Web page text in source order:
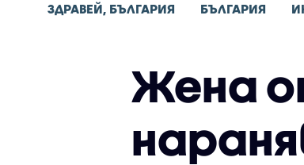
ЗДРАВЕЙ, БЪЛГАРИЯ БЪЛГАРИЯ
Жена